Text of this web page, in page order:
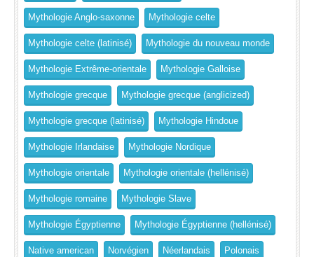
Mythologie Anglo-saxonne Mythologie celte
Mythologie celte (latinisé) Mythologie du nouveau monde
Mythologie Extrême-orientale Mythologie Galloise
Mythologie grecque Mythologie grecque (anglicized)
Mythologie grecque (latinisé) Mythologie Hindoue
Mythologie Irlandaise Mythologie Nordique
Mythologie orientale Mythologie orientale (hellénisé)
Mythologie romaine Mythologie Slave
Mythologie Égyptienne Mythologie Égyptienne (hellénisé)
Native american Norvégien Néerlandais Polonais